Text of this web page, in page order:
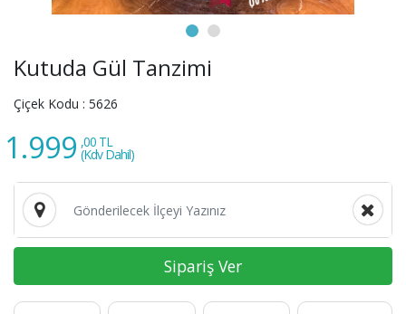
Kutuda Gül Tanzimi
Çiçek Kodu : 5626
1.999 ,00 TL
(Kdv Dahil)
Sipariş Ver